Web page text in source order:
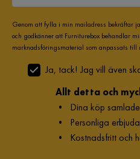
Genom att fylla i min mailadress bekräftar
och godkänner att Furniturebox behandlar
marknadsföringsmaterial som anpassats
Ja, tack! Jag vill även
Allt detta och
• Dina köp
• Personliga
• Kostnadsfritt och